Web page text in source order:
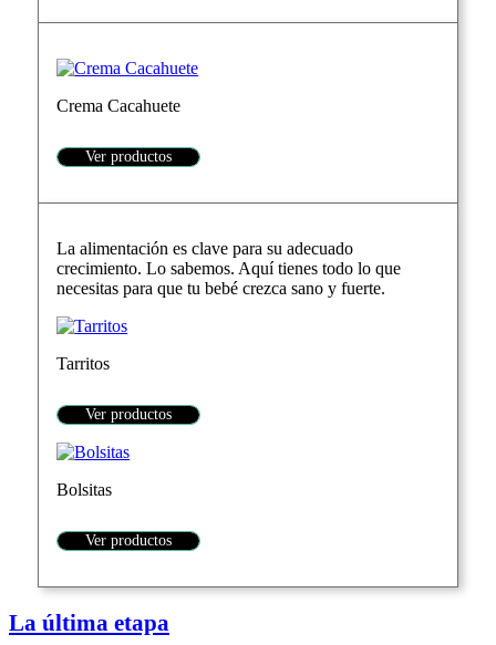
Crema Cacahuete
Ver productos
La alimentación es clave para su adecuado
crecimiento. Lo sabemos. Aquí tienes todo lo que
necesitas para que tu bebé crezca sano y fuerte.
Tarritos
Ver productos
Bolsitas
Ver productos
La última etapa